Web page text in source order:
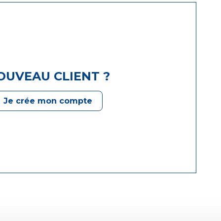
CLIENT ?
Je crée mon compte